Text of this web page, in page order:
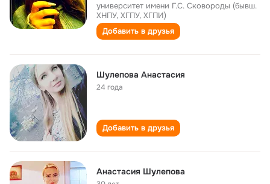
университет имени Г.С. Сковороды (бывш.
ХНПУ, ХГПУ, ХГПИ)
Добавить в друзья
Шулепова Анастасия
24 года
Добавить в друзья
Анастасия Шулепова